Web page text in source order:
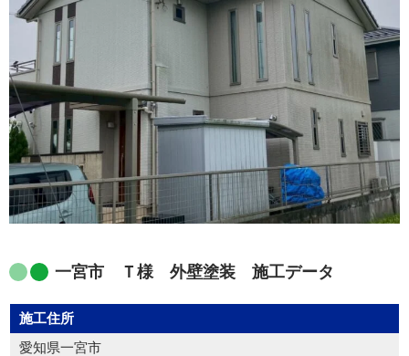
一宮市 Ｔ様 外壁塗装 施工データ
施工住所
愛知県一宮市